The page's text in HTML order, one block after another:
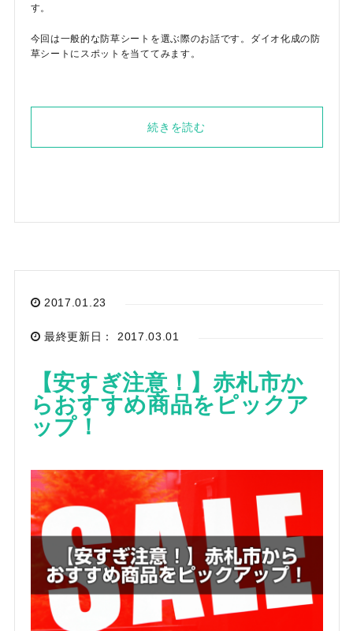
す。
今回は一般的な防草シートを選ぶ際のお話です。ダイオ化成の防
草シートにスポットを当ててみます。
続きを読む
2017.01.23
最終更新日： 2017.03.01
【安すぎ注意！】赤札市か
らおすすめ商品をピックア
ップ！